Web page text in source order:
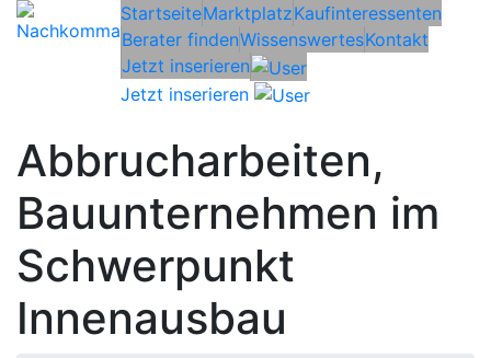
StartseiteMarktplatzKaufinteressenten
Berater findenWissenswertesKontakt
Jetzt inserieren
Jetzt inserieren
Abbrucharbeiten,
Bauunternehmen im
Schwerpunkt
Innenausbau